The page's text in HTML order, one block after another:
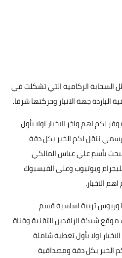
الركامية التي تشكلت في
الباردة جهة الانبار وحركتها شرقا.
لكم اهم واخر الاخبار اولا بأول
ننقل لكم الخبر بكل دقة
بأسم علي عباس المالكي
ويوتيوب وعلى الفيسبوك
الاخبار.
تربية اساسية قسم
شبكة الرافدين التقنية وقناة
اولا بأول تغطية شاملة
بكل دقة ومصداقية